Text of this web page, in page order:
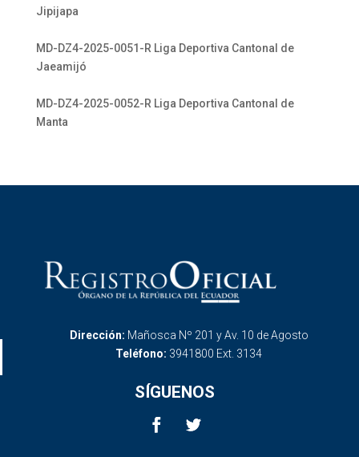
Jipijapa
MD-DZ4-2025-0051-R Liga Deportiva Cantonal de
Jaeamijó
MD-DZ4-2025-0052-R Liga Deportiva Cantonal de
Manta
Dirección: Mañosca Nº 201 y Av. 10 de Agosto
Teléfono: 3941800 Ext. 3134
SÍGUENOS